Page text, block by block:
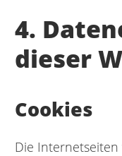
4.
dieser
Cookies
Die